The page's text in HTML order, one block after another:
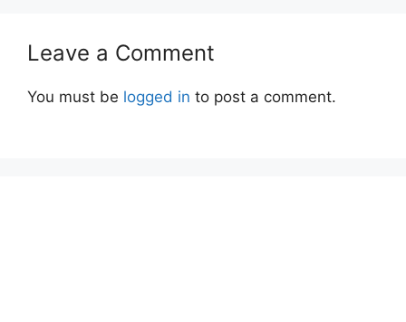
Leave a Comment
You must be logged in to post a comment.